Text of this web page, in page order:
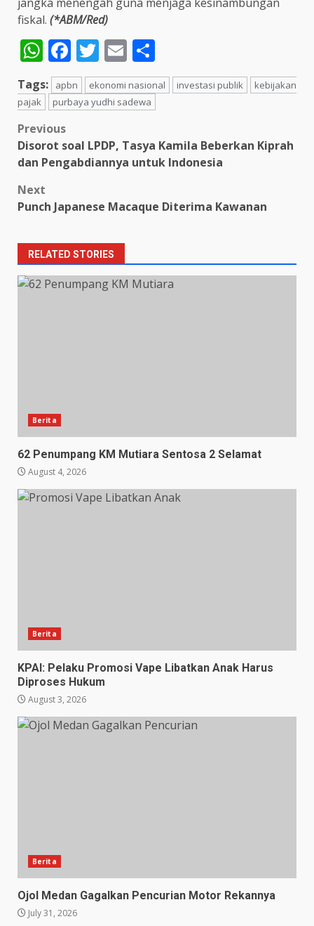
fiskal. (*ABM/Red)
WhatsApp
Facebook
Twitter
Email
Tags: apbn ekonomi nasional investasi publik
kebijakan
pajak
purbaya yudhi sadewa
Post
navigation
Previous
Disorot soal LPDP, Tasya Kamila Beberkan Kiprah
dan Pengabdiannya untuk Indonesia
Next
Punch Japanese Macaque Diterima Kawanan
RELATED STORIES
Berita
62 Penumpang KM Mutiara Sentosa 2 Selamat
August 4, 2026
Berita
KPAI: Pelaku Promosi Vape Libatkan Anak Harus
Diproses Hukum
August 3, 2026
Berita
Ojol Medan Gagalkan Pencurian Motor Rekannya
July 31, 2026